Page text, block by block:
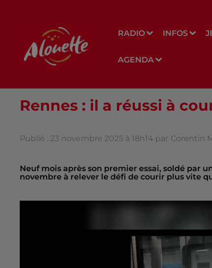
RADIO INFOS
AGENDA
Rennes : il a réussi à
Publié : 23 novembre 2025 à 18h14 par Corentin
Neuf mois après son premier essai, soldé par
novembre à relever le défi de courir plus vite